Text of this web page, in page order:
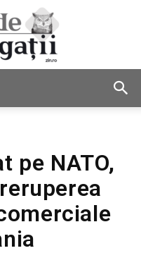
pe NATO,